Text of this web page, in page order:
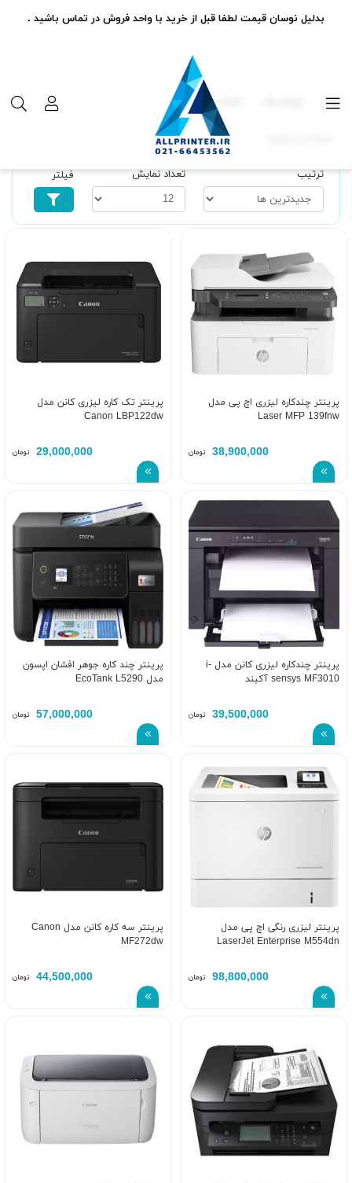
سیاه و سفید
ترتیب تعداد نمایش فیلتر
پرینتر چندکاره لیزری اچ‌ پی مدل
Laser MFP 139fnw
38,900,000 تومان
پرینتر تک کاره لیزری کانن مدل
Canon LBP122dw
29,000,000 تومان
پرینتر چندکاره لیزری کانن مدل i-
sensys MF3010 آکبند
39,500,000 تومان
پرینتر چند کاره جوهر افشان اپسون
مدل EcoTank L5290
57,000,000 تومان
پرینتر لیزری رنگی اچ پی مدل
LaserJet Enterprise M554dn
98,800,000 تومان
پرینتر سه کاره کانن مدل Canon
MF272dw
44,500,000 تومان
بدلیل نوسان قیمت لطفا قبل از خرید با واحد فروش در تماس باشید .